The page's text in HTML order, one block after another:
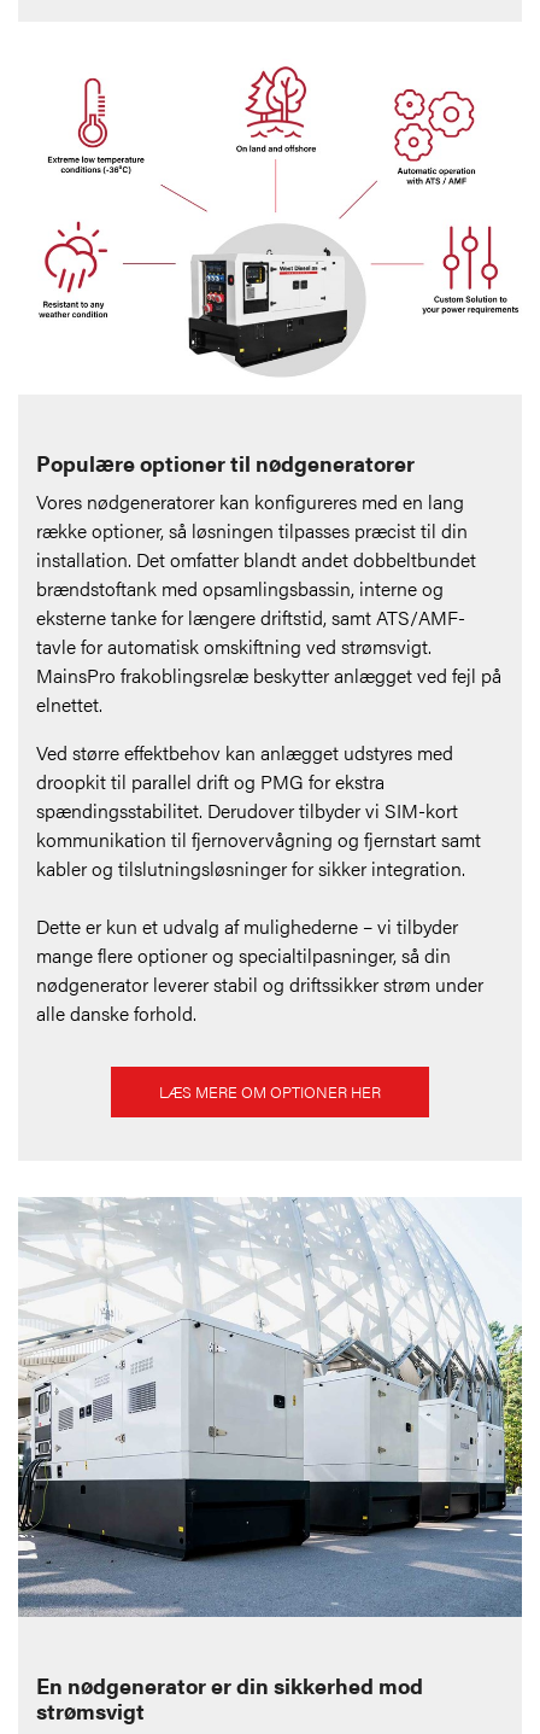
Populære optioner til nødgeneratorer
Vores nødgeneratorer kan konfigureres med en lang
række optioner, så løsningen tilpasses præcist til din
installation. Det omfatter blandt andet dobbeltbundet
brændstoftank med opsamlingsbassin, interne og
eksterne tanke for længere driftstid, samt ATS/AMF-
tavle for automatisk omskiftning ved strømsvigt.
MainsPro frakoblingsrelæ beskytter anlægget ved fejl på
elnettet.
Ved større effektbehov kan anlægget udstyres med
droopkit til parallel drift og PMG for ekstra
spændingsstabilitet. Derudover tilbyder vi SIM-kort
kommunikation til fjernovervågning og fjernstart samt
kabler og tilslutningsløsninger for sikker integration.
Dette er kun et udvalg af mulighederne – vi tilbyder
mange flere optioner og specialtilpasninger, så din
nødgenerator leverer stabil og driftssikker strøm under
alle danske forhold.
LÆS MERE OM OPTIONER HER
En nødgenerator er din sikkerhed mod
strømsvigt